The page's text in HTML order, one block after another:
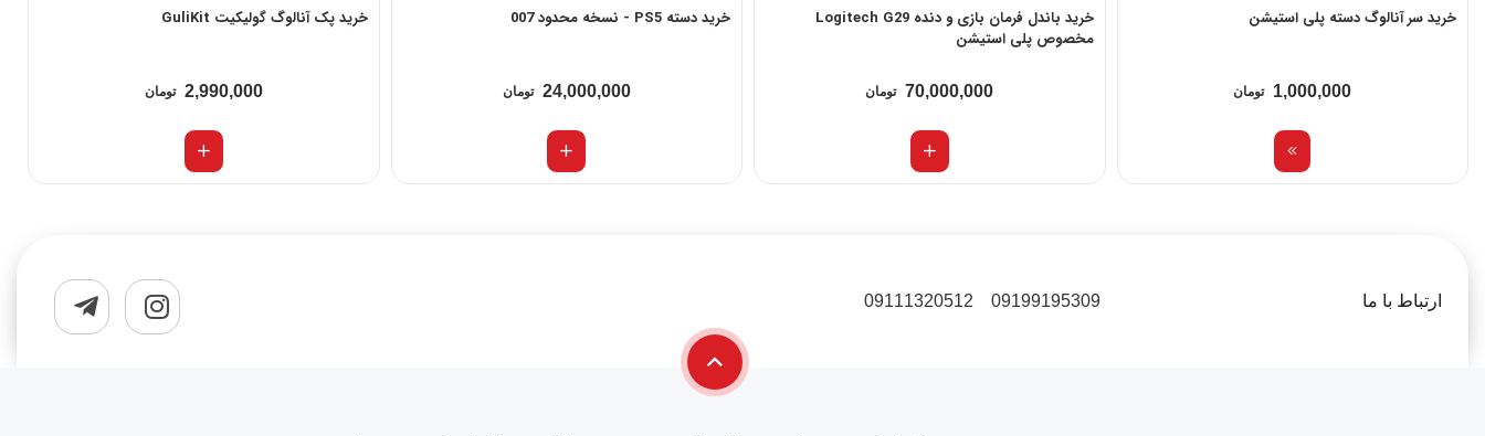
خرید سر آنالوگ دسته پلی استیشن
1,000,000 تومان
خرید باندل فرمان بازی و دنده Logitech G29
مخصوص پلی استیشن
70,000,000 تومان
خرید دسته PS5 - نسخه محدود 007
24,000,000 تومان
خرید پک آنالوگ گولیکیت GuliKit
2,990,000 تومان
ارتباط با ما 09199195309
09111320512